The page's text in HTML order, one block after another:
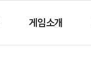
게임소개